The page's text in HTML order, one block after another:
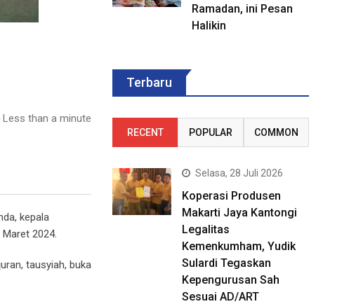
Less than a minute
kepala
2024.
tausyiah, buka
Ramadan, ini Pesan
Halikin
Terbaru
RECENT POPULAR COMMON
Selasa, 28 Juli 2026
Koperasi Produsen
Makarti Jaya Kantongi
Legalitas
Kemenkumham, Yudik
Sulardi Tegaskan
Kepengurusan Sah
Sesuai AD/ART